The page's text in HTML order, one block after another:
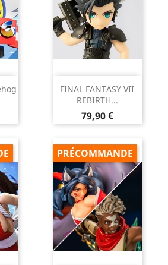
FINAL FANTASY VII
REBIRTH...
Prix
79,90 €
PRÉCOMMANDE